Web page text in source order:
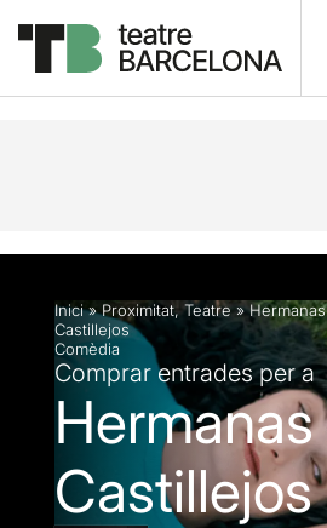
Descripció Fitxa artística
Inici»Proximitat,Teatre »Hermanas
Castillejos
Comèdia
Comprar entrades per a
Hermanas
Castillejos